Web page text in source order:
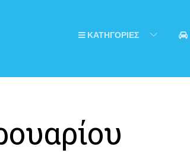
ΚΑΤΗΓΟΡΙΕΣ